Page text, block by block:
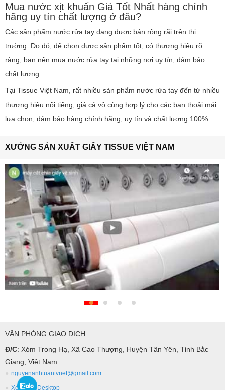
Mua nước xịt khuẩn Giá Tốt Nhất hàng chính
hãng uy tín chất lượng ở đâu?
Các sản phẩm nước rửa tay đang được bán rộng rãi trên thị
trường. Do đó, để chọn được sản phẩm tốt, có thương hiệu rõ
ràng, bạn nên mua nước rửa tay tại những nơi uy tín, đảm bảo
chất lượng.
Tại Tissue Việt Nam, rất nhiều sản phẩm nước rửa tay đến từ nhiều
thương hiệu nổi tiếng, giá cả vô cùng hợp lý cho các bạn thoải mái
lựa chọn, đảm bảo hàng chính hãng, uy tín và chất lượng 100%.
XƯỞNG SẢN XUẤT GIẤY TISSUE VIỆT NAM
VĂN PHÒNG GIAO DỊCH
Đ/C: Xóm Trong Hạ, Xã Cao Thượng, Huyện Tân Yên, Tỉnh Bắc
Giang, Việt Nam
nguyenanhtuantvnet@gmail.com
Xem bản Desktop